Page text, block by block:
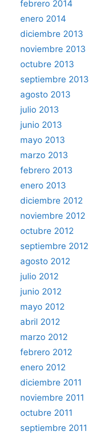
febrero 2014
enero 2014
diciembre 2013
noviembre 2013
octubre 2013
septiembre 2013
agosto 2013
julio 2013
junio 2013
mayo 2013
marzo 2013
febrero 2013
enero 2013
diciembre 2012
noviembre 2012
octubre 2012
septiembre 2012
agosto 2012
julio 2012
junio 2012
mayo 2012
abril 2012
marzo 2012
febrero 2012
enero 2012
diciembre 2011
noviembre 2011
octubre 2011
septiembre 2011